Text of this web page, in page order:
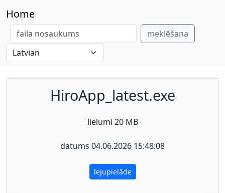
Home
meklēšana
HiroApp_latest.exe
lielumi 20 MB
datums 04.06.2026 15:48:08
lejupielāde